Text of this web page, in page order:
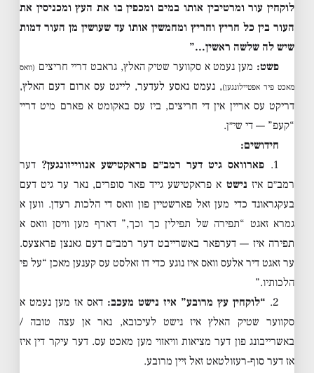
לוקחין עור ומרטיבין אותו במים ומכפין בו את העץ ומכניסין את
העור בין כל חריץ וחריץ ומחמשין אותו עד שעושין מן העור דמות
שיש לה שלשה ראשין…”
פשט: מען נעמט א סקווער שטיק האלץ, גראבט דריי חריצים (וואס
מאכט פיר אפטיילונגען), נעמט נאסע לעדער, לייגט עס ארום דעם האלץ,
דריקט עס אריין אין די חריצים, ביז עס באקומט א פארם מיט דריי
“קעפ” — די שי״ן.
חידושים:
1.
פארוואס גיט דער רמב״ם פראקטישע אנווייזונגען? דער
רמב״ם איז נישט א פראקטישע גייד פאר סופרים, נאר ער גיט דעם
בעקגראונד כדי מען זאל פארשטיין פון וואס די הלכות רעדן. ווען א
גמרא זאגט “תפירה של תפילין כך וכך,” דארף מען וויסן וואס א
תפירה איז — דערפאר באשרייבט דער רמב״ם דעם גאנצן פראצעס.
ער זאגט דיר אלעס וואס איז נוגע כדי דו זאלסט עס קענען מאכן “על פי
הלכותיו.”
2. “לוקחין עץ מרובע” איז נישט מעכב: דאס אז מען נעמט א
סקווער שטיק האלץ איז נישט לעיכובא, נאר אן עצה טובה /
באשרייבונג פון דער מציאות וויאזוי מען מאכט עס. דער עיקר דין איז
אז דער סוף-רעזולטאט זאל זיין מרובע.